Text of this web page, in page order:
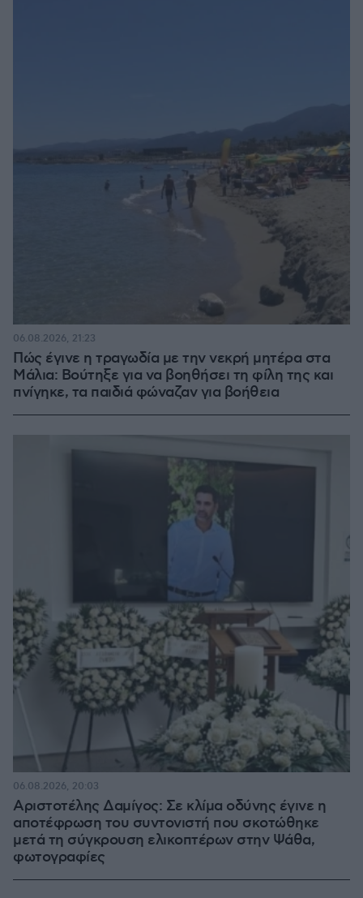
Πώς έγινε η τραγωδία με την νεκρή μητέρα στα
Μάλια: Βούτηξε για να βοηθήσει τη φίλη της και
πνίγηκε, τα παιδιά φώναζαν για βοήθεια
06.08.2026, 21:23
Αριστοτέλης Δαμίγος: Σε κλίμα οδύνης έγινε η
αποτέφρωση του συντονιστή που σκοτώθηκε
μετά τη σύγκρουση ελικοπτέρων στην Ψάθα,
φωτογραφίες
06.08.2026, 20:03